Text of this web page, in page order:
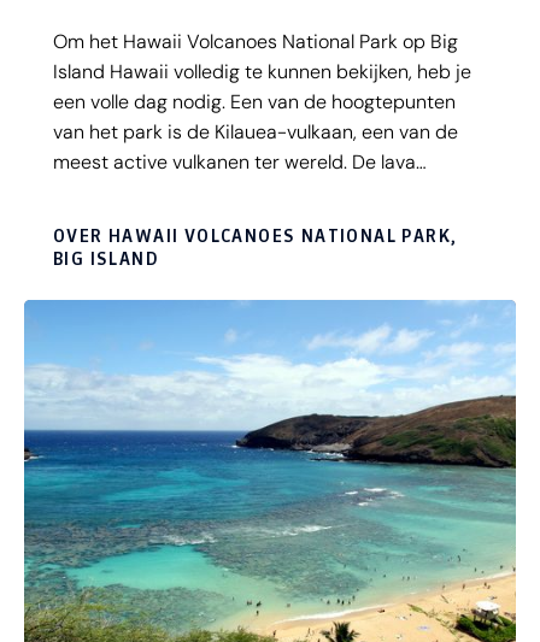
Om het Hawaii Volcanoes National Park op Big
Island Hawaii volledig te kunnen bekijken, heb je
een volle dag nodig. Een van de hoogtepunten
van het park is de Kilauea-vulkaan, een van de
meest active vulkanen ter wereld. De lava
neemt hierdoor elk jaar in omvang toe. Een
‘Chain of Craters Road’. Deze weg eindigt bij de
plaats waar twee lavastromen samenkomen.
OVER HAWAII VOLCANOES NATIONAL PARK,
BIG ISLAND